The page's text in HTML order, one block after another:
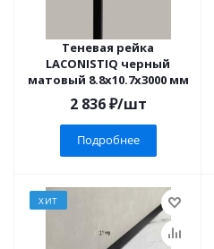
Теневая рейка
LACONISTIQ черный
матовый 8.8х10.7х3000 мм
2 836₽/шт
Подробнее
ХИТ